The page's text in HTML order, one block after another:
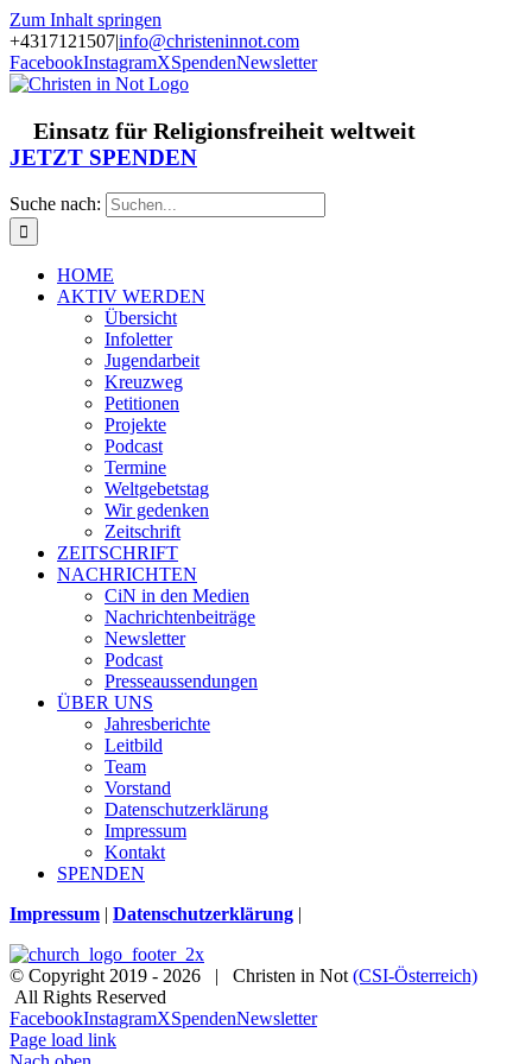
Zum Inhalt springen
+4317121507|info@christeninnot.com
FacebookInstagramXSpendenNewsletter
Einsatz für Religionsfreiheit weltweit
JETZT SPENDEN
Suche nach:
HOME
AKTIV WERDEN
Übersicht
Infoletter
Jugendarbeit
Kreuzweg
Petitionen
Projekte
Podcast
Termine
Weltgebetstag
Wir gedenken
Zeitschrift
ZEITSCHRIFT
NACHRICHTEN
CiN in den Medien
Nachrichtenbeiträge
Newsletter
Podcast
Presseaussendungen
ÜBER UNS
Jahresberichte
Leitbild
Team
Vorstand
Datenschutzerklärung
Impressum
Kontakt
SPENDEN
Impressum | Datenschutzerklärung |
© Copyright 2019 - 2026 | Christen in Not(CSI-Österreich)
All Rights Reserved
FacebookInstagramXSpendenNewsletter
Page load link